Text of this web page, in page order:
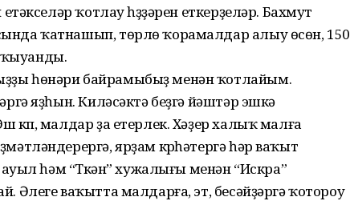
ҡотлау һүҙҙәрен еткерҙеләр. Бахмут
ҡатнашып, төрлө ҡорамалдар алыу өсөн, 150
һөнәри байрамыбыҙ менән ҡотлайым.
яҙһын. Киләсәктә беҙгә йәштәр эшкә
күп, малдар ҙа етерлек. Хәҙер халыҡ малға
ярҙам күрһәтергә һәр ваҡыт
ауыл һәм “Түкән” хужалығы менән “Искра”
Әлеге ваҡытта малдарға, эт, бесәйҙәргә ҡотороу